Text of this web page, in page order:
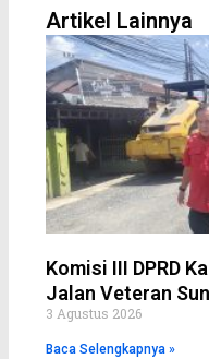
o
o
k
e
r
r
e
s
t
a
p
p
Artikel Lainnya
Komisi III DPRD
Jalan Veteran
3 Agustus 2026
Baca Selengkapnya »